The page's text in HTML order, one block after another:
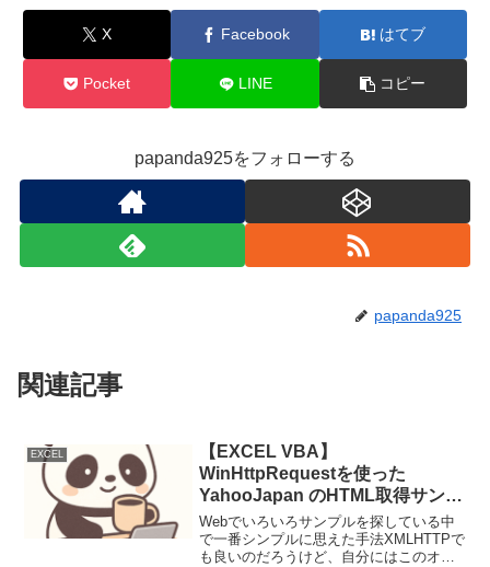
X Facebook はてブ
Pocket LINE コピー
papanda925をフォローする
papanda925
関連記事
EXCEL
【EXCEL VBA】
WinHttpRequestを使った
YahooJapan のHTML取得サンプ
ル
Webでいろいろサンプルを探している中
で一番シンプルに思えた手法XMLHTTPで
も良いのだろうけど、自分にはこのオブ